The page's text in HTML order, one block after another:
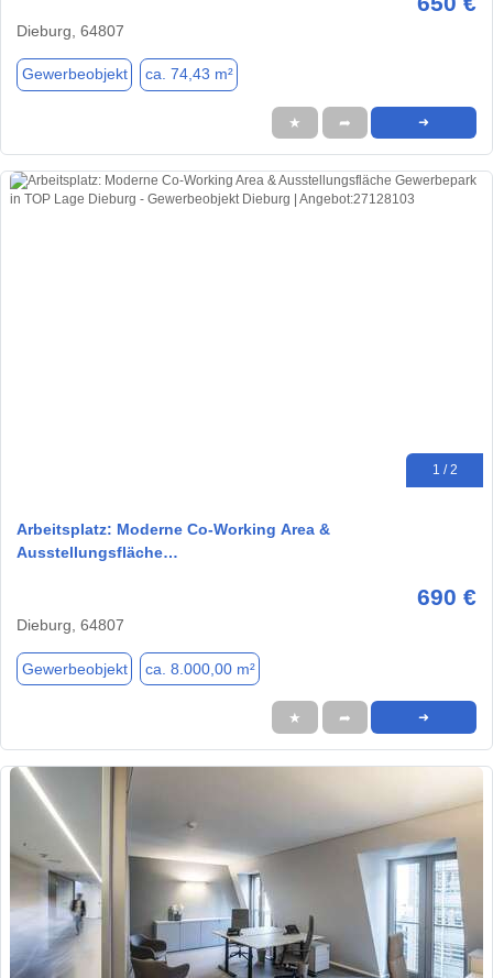
Dieburg, 64807
Gewerbeobjekt ca. 74,43 m²
★ ➦ ➜
1 / 2
Arbeitsplatz: Moderne Co-Working Area &
Ausstellungsfläche…
690 €
Dieburg, 64807
Gewerbeobjekt ca. 8.000,00 m²
★ ➦ ➜